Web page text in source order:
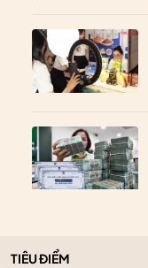
TIÊU ĐIỂM